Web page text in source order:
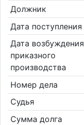
Должник
Дата поступления
Дата возбуждения
приказного
производства
Номер дела
Судья
Сумма долга